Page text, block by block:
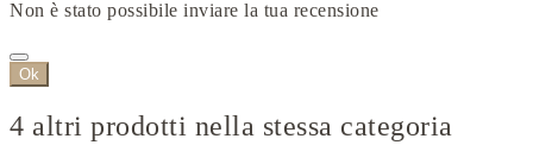
Non è stato possibile inviare la tua recensione
Ok
4 altri prodotti nella stessa categoria